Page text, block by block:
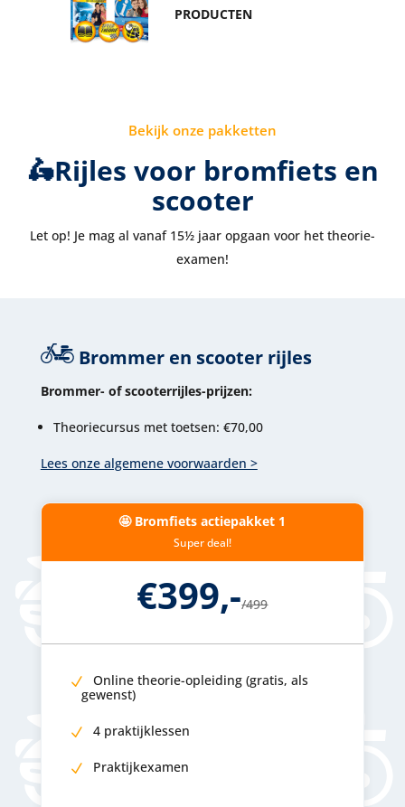
PRODUCTEN
Bekijk onze pakketten
🛵Rijles voor bromfiets en
scooter
Let op! Je mag al vanaf 15½ jaar opgaan voor het theorie-
examen!
Brommer en scooter rijles
Brommer- of scooterrijles-prijzen:
Theoriecursus met toetsen: €70,00
Lees onze algemene voorwaarden >
🤩 Bromfiets actiepakket 1
Super deal!
€399,-/499
Online theorie-opleiding (gratis, als
gewenst)
4 praktijklessen
Praktijkexamen